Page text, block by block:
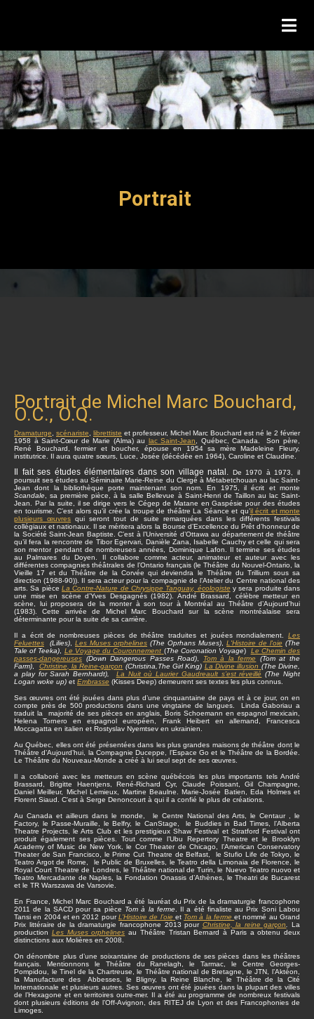
Portrait
Portrait de Michel Marc Bouchard,
O.C., O.Q.
Dramaturge scénariste librettiste et professeur, Michel Marc Bouchard est né le 2 février
1958 à Saint-Cœur de Marie (Alma) au lac Saint-Jean
, Québec, Canada. Son père,
René Bouchard, fermier et boucher, épouse en 1954 sa mère Madeleine Fleury,
institutrice. Il aura quatre sœurs, Luce, Josée (décédée en 1964), Caroline et Claudine.
Il fait ses études élémentaires dans son village natal.
De 1970 à 1973, il
poursuit ses études au Séminaire Marie-Reine du Clergé à Métabetchouan au lac Saint-
Jean dont la bibliothèque porte maintenant son nom. En 1975, il écrit et monte
Scandale , sa première pièce, à la salle Bellevue à Saint-Henri de Taillon au lac Saint-
Jean. Par la suite, il se dirige vers le Cégep de Matane en Gaspésie pour des études
en tourisme. C’est alors qu’il crée la troupe de théâtre La Séance et qu’il écrit et monte
plusieurs œuvres qui seront tout de suite remarquées dans les différents festivals
collégiaux et nationaux. Il se méritera alors la Bourse d’Excellence du Prêt d’honneur de
la Société Saint-Jean Baptiste. C’est à l’Université d’Ottawa au département de théâtre
qu’il fera la rencontre de Tibor Egervari, Danièle Zana, Isabelle Cauchy et celle qui sera
son mentor pendant de nombreuses années, Dominique Lafon. Il termine ses études
au Palmares du Doyen. Il collabore comme acteur, animateur et auteur avec les
différentes compagnies théâtrales de l’Ontario français (le Théâtre du Nouvel-Ontario, la
Vieille 17 et du Théâtre de la Corvée qui deviendra le Théâtre du Trillium sous sa
direction (1988-90)). Il sera acteur pour la compagnie de l’Atelier du Centre national des
arts. Sa pièce La Contre-Nature de Chrysippe Tanguay, écologiste y sera produite dans
une mise en scène d’Yves Desgagnés (1982). André Brassard, célèbre metteur en
scène, lui proposera de la monter à son tour à Montréal au Théâtre d’Aujourd’hui
(1983). Cette arrivée de Michel Marc Bouchard sur la scène montréalaise sera
déterminante pour la suite de sa carrière.
Il a écrit de nombreuses pièces de théâtre traduites et jouées mondialement. Les
Feluettes (Lilies) Les Muses orphelines (The Oprhans Muses) L'Histoire de l'oie (The
Tale of Teeka)
Le Voyage du Couronnement (The Coronation Voyage) Le Chemin des
passes-dangereuses (Down Dangerous Passes Road) Tom à la ferme
(Tom at the
Farm)
Christine , la Reine-garçon (Christina,The Girl King) La Divine illusion (The Divine,
a play for Sarah Bernhardt),
La Nuit où Laurier Gaudreault s’est réveillé (The Night
Logan woke up) et Embrasse (Kisses Deep) demeurent ses textes les plus connus.
Ses œuvres ont été jouées dans plus d’une cinquantaine de pays et à ce jour, on en
compte près de 500 productions dans une vingtaine de langues. Linda Gaboriau a
traduit la majorité de ses pièces en anglais, Boris Schoemann en espagnol mexicain,
Helena Tornero en espagnol européen, Frank Heibert en allemand, Francesca
Moccagatta en italien et Rostyslav Nyemtsev en ukrainien.
Au Québec, elles ont été présentées dans les plus grandes maisons de théâtre dont le
Théâtre d’Aujourd’hui, la Compagnie Duceppe, l’Espace Go et le Théâtre de la Bordée.
Le Théâtre du Nouveau-Monde a créé à lui seul sept de ses œuvres.
Il a collaboré avec les metteurs en scène québécois les plus importants tels André
Brassard, Brigitte Haentjens, René-Richard Cyr, Claude Poissant, Gil Champagne,
Daniel Meilleur, Michel Lemieux, Martine Beaulne. Marie-Josée Batien, Eda Holmes et
Florent Siaud. C'est à Serge Denoncourt à qui il a confié le plus de créations.
Au Canada et ailleurs dans le monde, le Centre National des Arts, le Centaur , le
Factory, le Passe-Muraille, le Belfry, le CanStage, le Buddies in Bad Times, l’Alberta
Theatre Projects, le Arts Club et les prestigieux Shaw Festival et Stratford Festival ont
produit également ses pièces. Tout comme l’Ubu Repertory Theatre et le Brooklyn
Academy of Music de New York, le Cor Theater de Chicago, l’American Conservatory
Theater de San Francisco, le Prime Cut Theatre de Belfast, le Stufio Life de Tokyo, le
Teatro Argot de Rome, le Public de Bruxelles, le Teatro della Limonaia de Florence, le
Royal Court Theatre de Londres, le Théâtre national de Turin, le Nuevo Teatro nuovo et
Teatro Mercadante de Naples, la Fondation Onassis d’Athènes, le Theatri de Bucarest
et le TR Warszawa de Varsovie.
En France, Michel Marc Bouchard a été lauréat du Prix de la dramaturgie francophone
2011 de la SACD pour sa pièce Tom à la ferme. Il a été finaliste au Prix Soni Labou
Tansi en 2004 et en 2012 pourL’Histoire de l’oie et Tom à la ferme et nommé au Grand
Prix littéraire de la dramaturgie francophone 2013 pour Christine, la reine garçon .La
production Les Muses orphelines au Théâtre Tristan Bernard à Paris a obtenu deux
distinctions aux Molières en 2008.
On dénombre plus d’une soixantaine de productions de ses pièces dans les théâtres
français. Mentionnons le Théâtre du Ranelagh, le Tarmac, le Centre Georges-
Pompidou, le Tinel de la Chartreuse, le Théâtre national de Bretagne, le JTN, l’Aktéon,
la Manufacture des Abbesses, le Bligny, la Reine Blanche, le Théâtre de la Cité
Internationale et plusieurs autres. Ses œuvres ont été jouées dans la plupart des villes
de l’Hexagone et en territoires outre-mer. Il a été au programme de nombreux festivals
dont plusieurs éditions de l’Off-Avignon, des RITEJ de Lyon et des Francophonies de
Limoges.